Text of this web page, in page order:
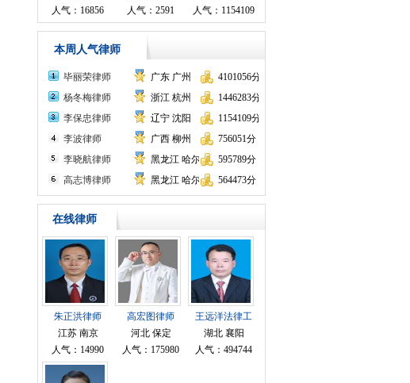
人气：16856
人气：2591
人气：1154109
本周人气律师
毕丽荣律师 广东 广州
4101056分
杨冬梅律师
浙江 杭州
1446283分
李保忠律师
辽宁 沈阳
1154109分
李波律师
广西 柳州
756051分
李晓航律师
黑龙江 哈尔滨
595789分
高志博律师
黑龙江 哈尔滨 564473分
在线律师
朱正洪律师
江苏 南京
人气：14990
高宏图律师
河北 保定
人气：175980
王远洋法律工
作者律师
湖北 襄阳
人气：494744